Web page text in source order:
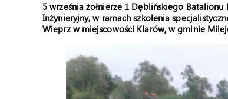
5 września żołnierze 1 Dęblińskiego
Inżynieryjny, w ramach szkolenia
Wieprz w miejscowości Klarów, w gminie